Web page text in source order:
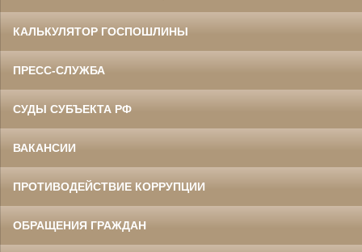
КАЛЬКУЛЯТОР ГОСПОШЛИНЫ
ПРЕСС-СЛУЖБА
СУДЫ СУБЪЕКТА РФ
ВАКАНСИИ
ПРОТИВОДЕЙСТВИЕ КОРРУПЦИИ
ОБРАЩЕНИЯ ГРАЖДАН